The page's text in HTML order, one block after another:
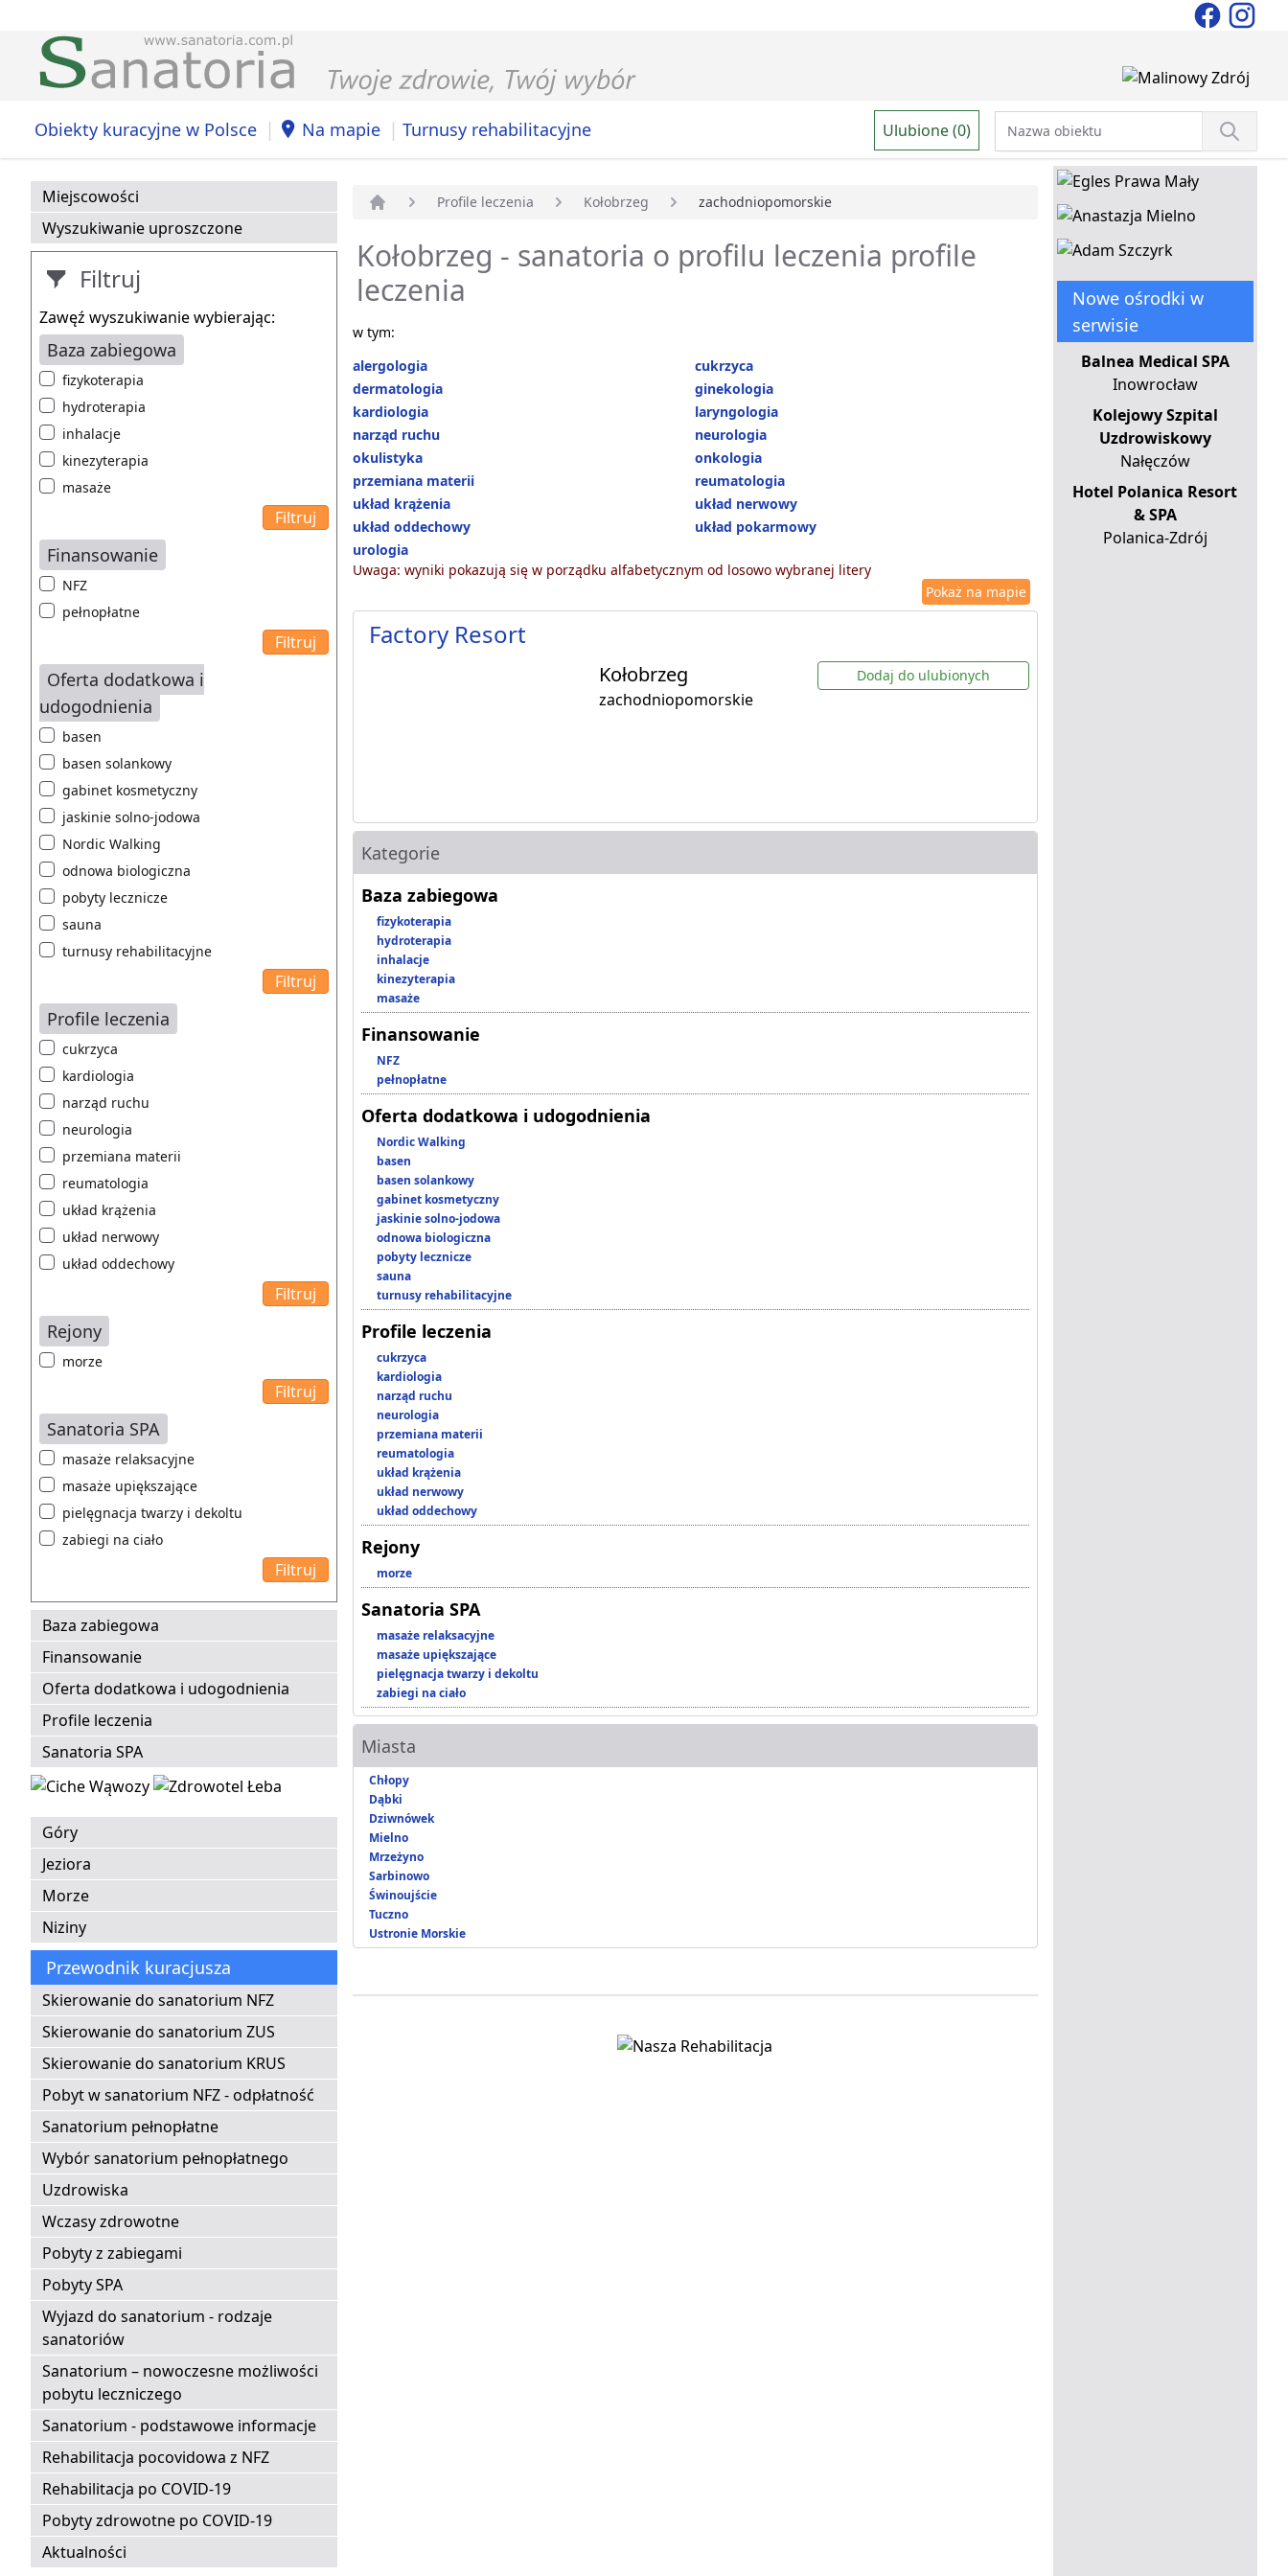
Obiekty kuracyjne w Polsce | Na mapie | Turnusy rehabilitacyjne Ulubione (0)
Miejscowości
Wyszukiwanie uproszczone
Filtruj
Zawęź wyszukiwanie wybierając:
Baza zabiegowa
fizykoterapia
hydroterapia
inhalacje
kinezyterapia
masaże
Finansowanie
NFZ
pełnopłatne
Oferta dodatkowa i
udogodnienia
basen
basen solankowy
gabinet kosmetyczny
jaskinie solno-jodowa
Nordic Walking
odnowa biologiczna
pobyty lecznicze
sauna
turnusy rehabilitacyjne
Profile leczenia
cukrzyca
kardiologia
narząd ruchu
neurologia
przemiana materii
reumatologia
układ krążenia
układ nerwowy
układ oddechowy
Rejony
morze
Sanatoria SPA
masaże relaksacyjne
masaże upiększające
pielęgnacja twarzy i dekoltu
zabiegi na ciało
Baza zabiegowa
Finansowanie
Oferta dodatkowa i udogodnienia
Profile leczenia
Sanatoria SPA
Góry
Jeziora
Morze
Niziny
Przewodnik kuracjusza
Skierowanie do sanatorium NFZ
Skierowanie do sanatorium ZUS
Skierowanie do sanatorium KRUS
Pobyt w sanatorium NFZ - odpłatność
Sanatorium pełnopłatne
Wybór sanatorium pełnopłatnego
Uzdrowiska
Wczasy zdrowotne
Pobyty z zabiegami
Pobyty SPA
Wyjazd do sanatorium - rodzaje
sanatoriów
Sanatorium – nowoczesne możliwości
pobytu leczniczego
Sanatorium - podstawowe informacje
Rehabilitacja pocovidowa z NFZ
Rehabilitacja po COVID-19
Pobyty zdrowotne po COVID-19
Aktualności
Profile leczenia Kołobrzeg zachodniopomorskie
Kołobrzeg - sanatoria o profilu leczenia profile
leczenia
w tym:
alergologia
cukrzyca
dermatologia
ginekologia
kardiologia
laryngologia
narząd ruchu
neurologia
okulistyka
onkologia
przemiana materii
reumatologia
układ krążenia
układ nerwowy
układ oddechowy
układ pokarmowy
urologia
Uwaga: wyniki pokazują się w porządku alfabetycznym od losowo wybranej litery
Pokaż na mapie
Factory Resort
Kołobrzeg
zachodniopomorskie
Dodaj do ulubionych
Kategorie
Baza zabiegowa
fizykoterapia
hydroterapia
inhalacje
kinezyterapia
masaże
Finansowanie
NFZ
pełnopłatne
Oferta dodatkowa i udogodnienia
Nordic Walking
basen
basen solankowy
gabinet kosmetyczny
jaskinie solno-jodowa
odnowa biologiczna
pobyty lecznicze
sauna
turnusy rehabilitacyjne
Profile leczenia
cukrzyca
kardiologia
narząd ruchu
neurologia
przemiana materii
reumatologia
układ krążenia
układ nerwowy
układ oddechowy
Rejony
morze
Sanatoria SPA
masaże relaksacyjne
masaże upiększające
pielęgnacja twarzy i dekoltu
zabiegi na ciało
Miasta
Chłopy
Dąbki
Dziwnówek
Mielno
Mrzeżyno
Sarbinowo
Świnoujście
Tuczno
Ustronie Morskie
Nowe ośrodki w
serwisie
Balnea Medical SPA
Inowrocław
Kolejowy Szpital
Uzdrowiskowy
Nałęczów
Hotel Polanica Resort
& SPA
Polanica-Zdrój